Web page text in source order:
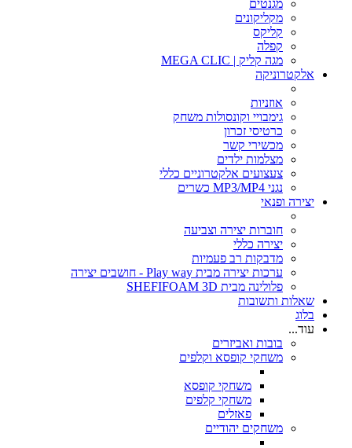
מגנטים
מקליקונים
קליקס
קפלה
מגה קליק | MEGA CLIC
אלקטרוניקה
אוזניות
גימבויי וקונסולות משחק
כרטיסי זכרון
מכשירי קשר
מצלמות ילדים
צעצועים אלקטרוניים כללי
נגני MP3/MP4 כשרים
יצירה ופנאי
חוברות יצירה וצביעה
יצירה כללי
מדבקות רב פעמיות
ערכות יצירה מבית Play way - חושבים יצירה
פלולינה מבית SHEFIFOAM 3D
שאלות ותשובות
בלוג
עוד...
בובות ואביזרים
משחקי קופסא וקלפים
משחקי קופסא
משחקי קלפים
פאזלים
משחקים יהודיים